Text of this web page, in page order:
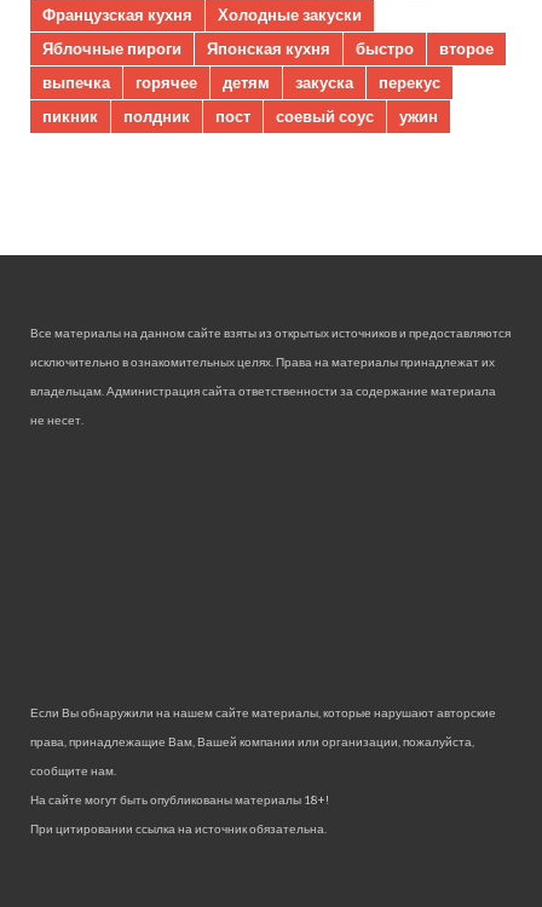
Французская кухня
Холодные закуски
Яблочные пироги
Японская кухня быстро
второе
выпечка
горячее детям закуска
перекус
пикник
полдник пост соевый соус ужин
Все материалы на данном сайте взяты из открытых источников и предоставляются
исключительно в ознакомительных целях. Права на материалы принадлежат их
владельцам. Администрация сайта ответственности за содержание материала
не несет.
Если Вы обнаружили на нашем сайте материалы, которые нарушают авторские
права, принадлежащие Вам, Вашей компании или организации, пожалуйста,
сообщите нам.
На сайте могут быть опубликованы материалы 18+!
При цитировании ссылка на источник обязательна.